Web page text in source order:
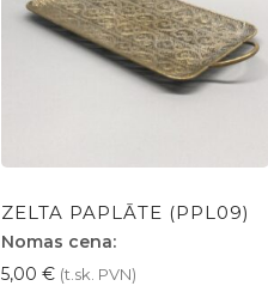
ZELTA PAPLĀTE (PPL09)
Nomas cena:
5,00 € (t.sk. PVN)